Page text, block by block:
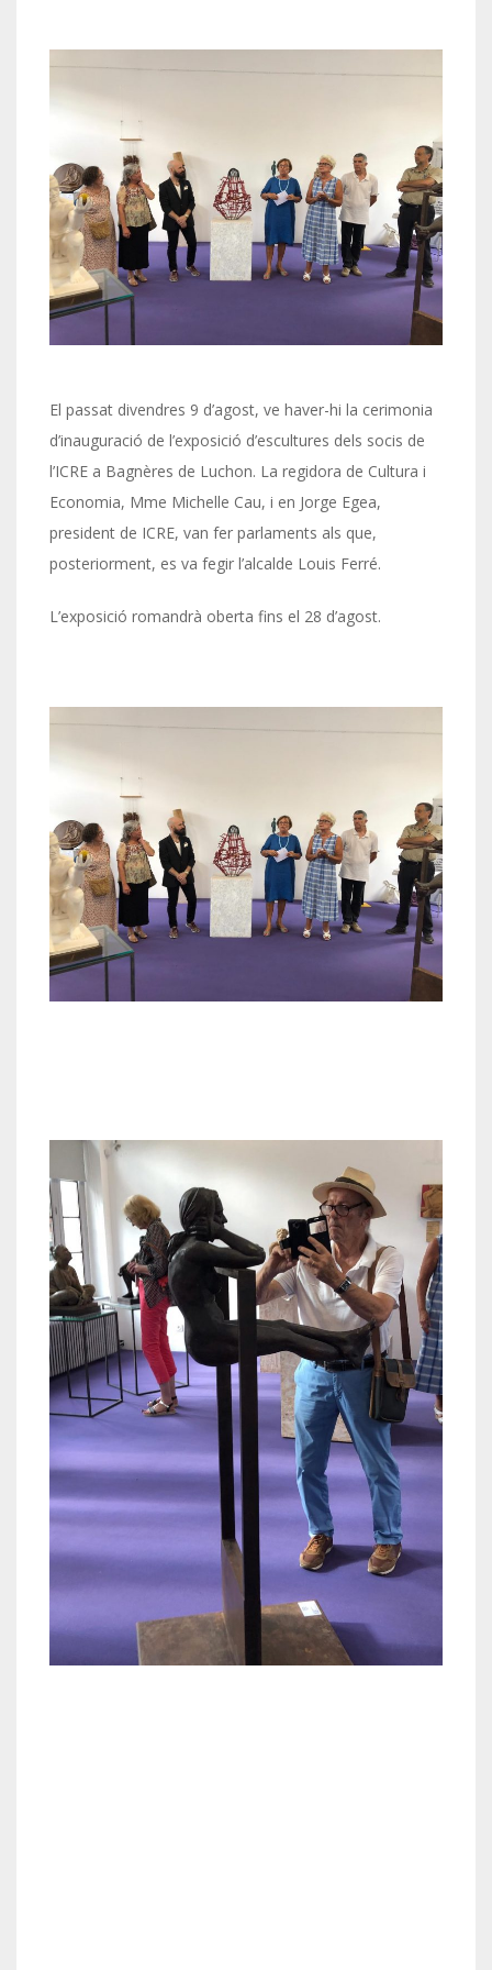
El passat divendres 9 d’agost, ve haver-hi la cerimonia
d’inauguració de l’exposició d’escultures dels socis de
l’ICRE a Bagnères de Luchon. La regidora de Cultura i
Economia, Mme Michelle Cau, i en Jorge Egea,
president de ICRE, van fer parlaments als que,
posteriorment, es va fegir l’alcalde Louis Ferré.
L’exposició romandrà oberta fins el 28 d’agost.